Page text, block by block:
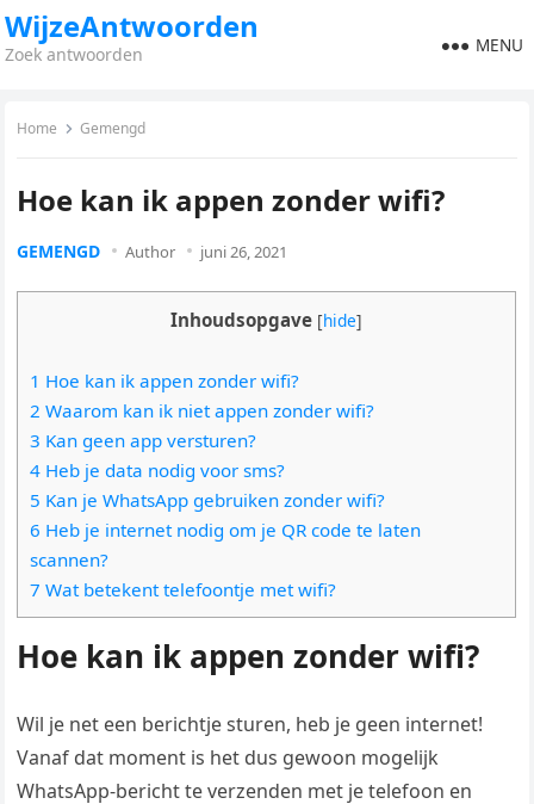
WijzeAntwoorden
Zoek antwoorden MENU
Home Gemengd
Hoe kan ik appen zonder wifi?
GEMENGD Author juni 26, 2021
Inhoudsopgave [hide]
1 Hoe kan ik appen zonder wifi?
2 Waarom kan ik niet appen zonder wifi?
3 Kan geen app versturen?
4 Heb je data nodig voor sms?
5 Kan je WhatsApp gebruiken zonder wifi?
6 Heb je internet nodig om je QR code te laten
scannen?
7 Wat betekent telefoontje met wifi?
Hoe kan ik appen zonder wifi?
Wil je net een berichtje sturen, heb je geen internet!
Vanaf dat moment is het dus gewoon mogelijk
WhatsApp-bericht te verzenden met je telefoon en